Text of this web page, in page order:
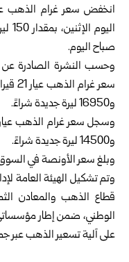
انخفض سعر غرام الذهب
صباح اليوم.
وحسب النشرة الصادرة عن
و16950 ليرة جديدة شراءً.
و14500 ليرة جديدة شراءً.
وبلغ سعر الأونصة في السوق
وتم تشكيل الهيئة العامة
قطاع الذهب والمعادن
الوطني، ضمن إطار مؤسساتي
على آلية تسعير الذهب عبر